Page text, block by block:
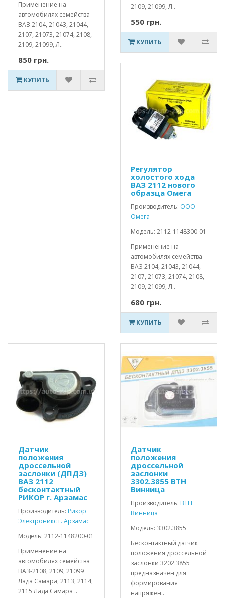
Применение на
автомобилях семейства
ВАЗ 2104, 21043, 21044,
2107, 21073, 21074, 2108,
2109, 21099, Л..
850 грн.
КУПИТЬ
2109, 21099, Л..
550 грн.
КУПИТЬ
Регулятор
холостого хода
ВАЗ 2112 нового
образца Омега
Производитель: ООО
Омега
Модель: 2112-1148300-01
Применение на
автомобилях семейства
ВАЗ 2104, 21043, 21044,
2107, 21073, 21074, 2108,
2109, 21099, Л..
680 грн.
КУПИТЬ
Датчик
положения
дроссельной
заслонки (ДПДЗ)
ВАЗ 2112
бесконтактный
РИКОР г. Арзамас
Производитель: Рикор
Электроникс г. Арзамас
Модель: 2112-1148200-01
Применение на
автомобилях семейства
ВАЗ-2108, 2109, 21099
Лада Самара, 2113, 2114,
2115 Лада Самара ..
Датчик
положения
дроссельной
заслонки
3302.3855 ВТН
Винница
Производитель: ВТН
Винница
Модель: 3302.3855
Бесконтактный датчик
положения дроссельной
заслонки 3202.3855
предназначен для
формирования
напряжен..